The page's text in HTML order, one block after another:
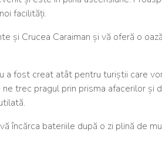
facilități.
și Crucea Caraiman și vă oferă o
fost creat atât pentru turiștii care
trec pragul prin prisma afacerilor și
încărca bateriile după o zi plină de